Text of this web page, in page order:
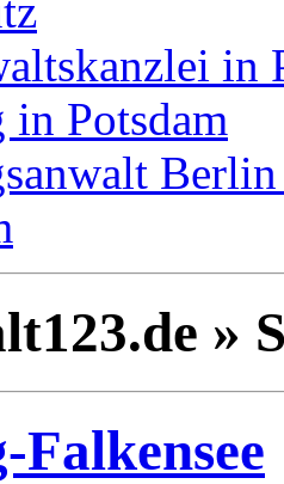
in
in Potsdam
»
Falkensee